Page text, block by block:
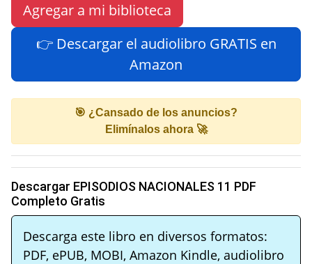
Agregar a mi biblioteca
👉 Descargar el audiolibro GRATIS en
Amazon
🎯 ¿Cansado de los anuncios?
Elimínalos ahora 🚀
Descargar EPISODIOS NACIONALES 11 PDF
Completo Gratis
Descarga este libro en diversos formatos:
PDF, ePUB, MOBI, Amazon Kindle, audiolibro